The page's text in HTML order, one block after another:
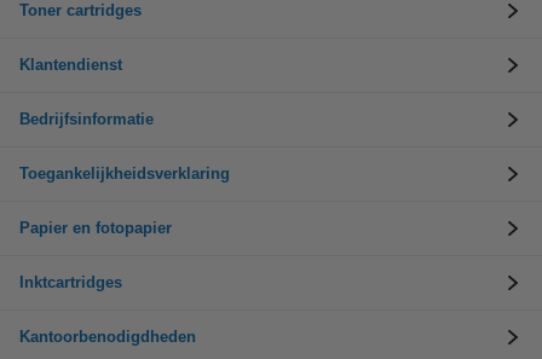
Toner cartridges
Klantendienst
Bedrijfsinformatie
Toegankelijkheidsverklaring
Papier en fotopapier
Inktcartridges
Kantoorbenodigdheden